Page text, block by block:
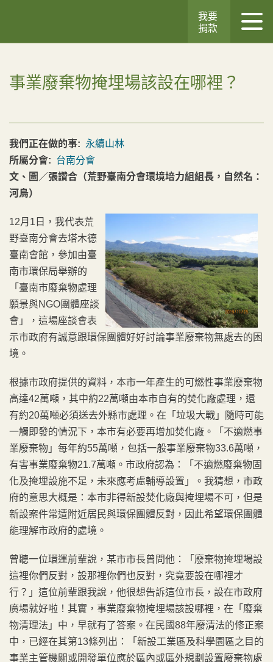
我要
捐款
事業廢棄物掩埋場該設在哪裡？
我們正在做的事: 永續山林
所屬分會: 台南分會
文、圖／張讚合（荒野臺南分會環境培力組組長，自然名：
河烏）
12月1日，我代表荒
野臺南分會去塔木德
臺南會館，參加由臺
南市環保局舉辦的
「臺南市廢棄物處理
願景與NGO團體座談
會」，這場座談會表
示市政府有誠意跟環保團體好好討論事業廢棄物無處去的困
境。
根據市政府提供的資料，本市一年產生的可燃性事業廢棄物
高達42萬噸，其中約22萬噸由本市自有的焚化廠處理，還
有約20萬噸必須送去外縣市處理。在「垃圾大戰」隨時可能
一觸即發的情況下，本市有必要再增加焚化廠。「不適燃事
業廢棄物」每年約55萬噸，包括一般事業廢棄物33.6萬噸，
有害事業廢棄物21.7萬噸。市政府認為：「不適燃廢棄物固
化及掩埋設施不足，未來應考慮輔導設置」。我猜想，市政
府的意思大概是：本市非得新設焚化廠與掩埋場不可，但是
新設案件常遭附近居民與環保團體反對，因此希望環保團體
能理解市政府的處境。
曾聽一位環運前輩說，某市市長曾問他：「廢棄物掩埋場設
這裡你們反對，設那裡你們也反對，究竟要設在哪裡才
行？」這位前輩跟我說，他很想告訴這位市長，設在市政府
廣場就好啦！其實，事業廢棄物掩埋場該設哪裡，在「廢棄
物清理法」中，早就有了答案。在民國88年廢清法的修正案
中，已經在其第13條列出：「新設工業區及科學園區之目的
事業主管機關或開發單位應於區內或區外規劃設置廢棄物處